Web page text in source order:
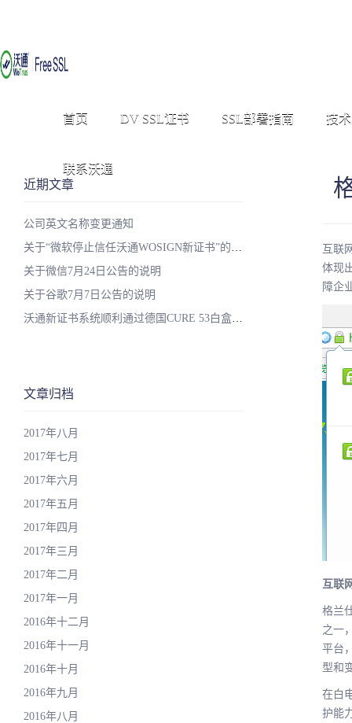
首页 DV SSL证书 SSL部署指南 技
联系沃通
近期文章
公司英文名称变更通知
关于“微软停止信任沃通WOSIGN新证书”的说明
关于微信7月24日公告的说明
关于谷歌7月7日公告的说明
沃通新证书系统顺利通过德国CURE 53白盒子安全测试
文章归档
2017年八月
2017年七月
2017年六月
2017年五月
2017年四月
2017年三月
2017年二月
2017年一月
2016年十二月
2016年十一月
2016年十月
2016年九月
2016年八月
互联
体现
障企
互联
格兰
之一
平台
型和
在白
护能